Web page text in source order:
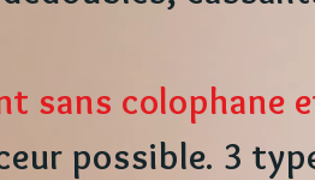
sans colophane
possible. 3